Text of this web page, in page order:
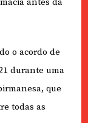
o acordo de
durante uma
que
todas as